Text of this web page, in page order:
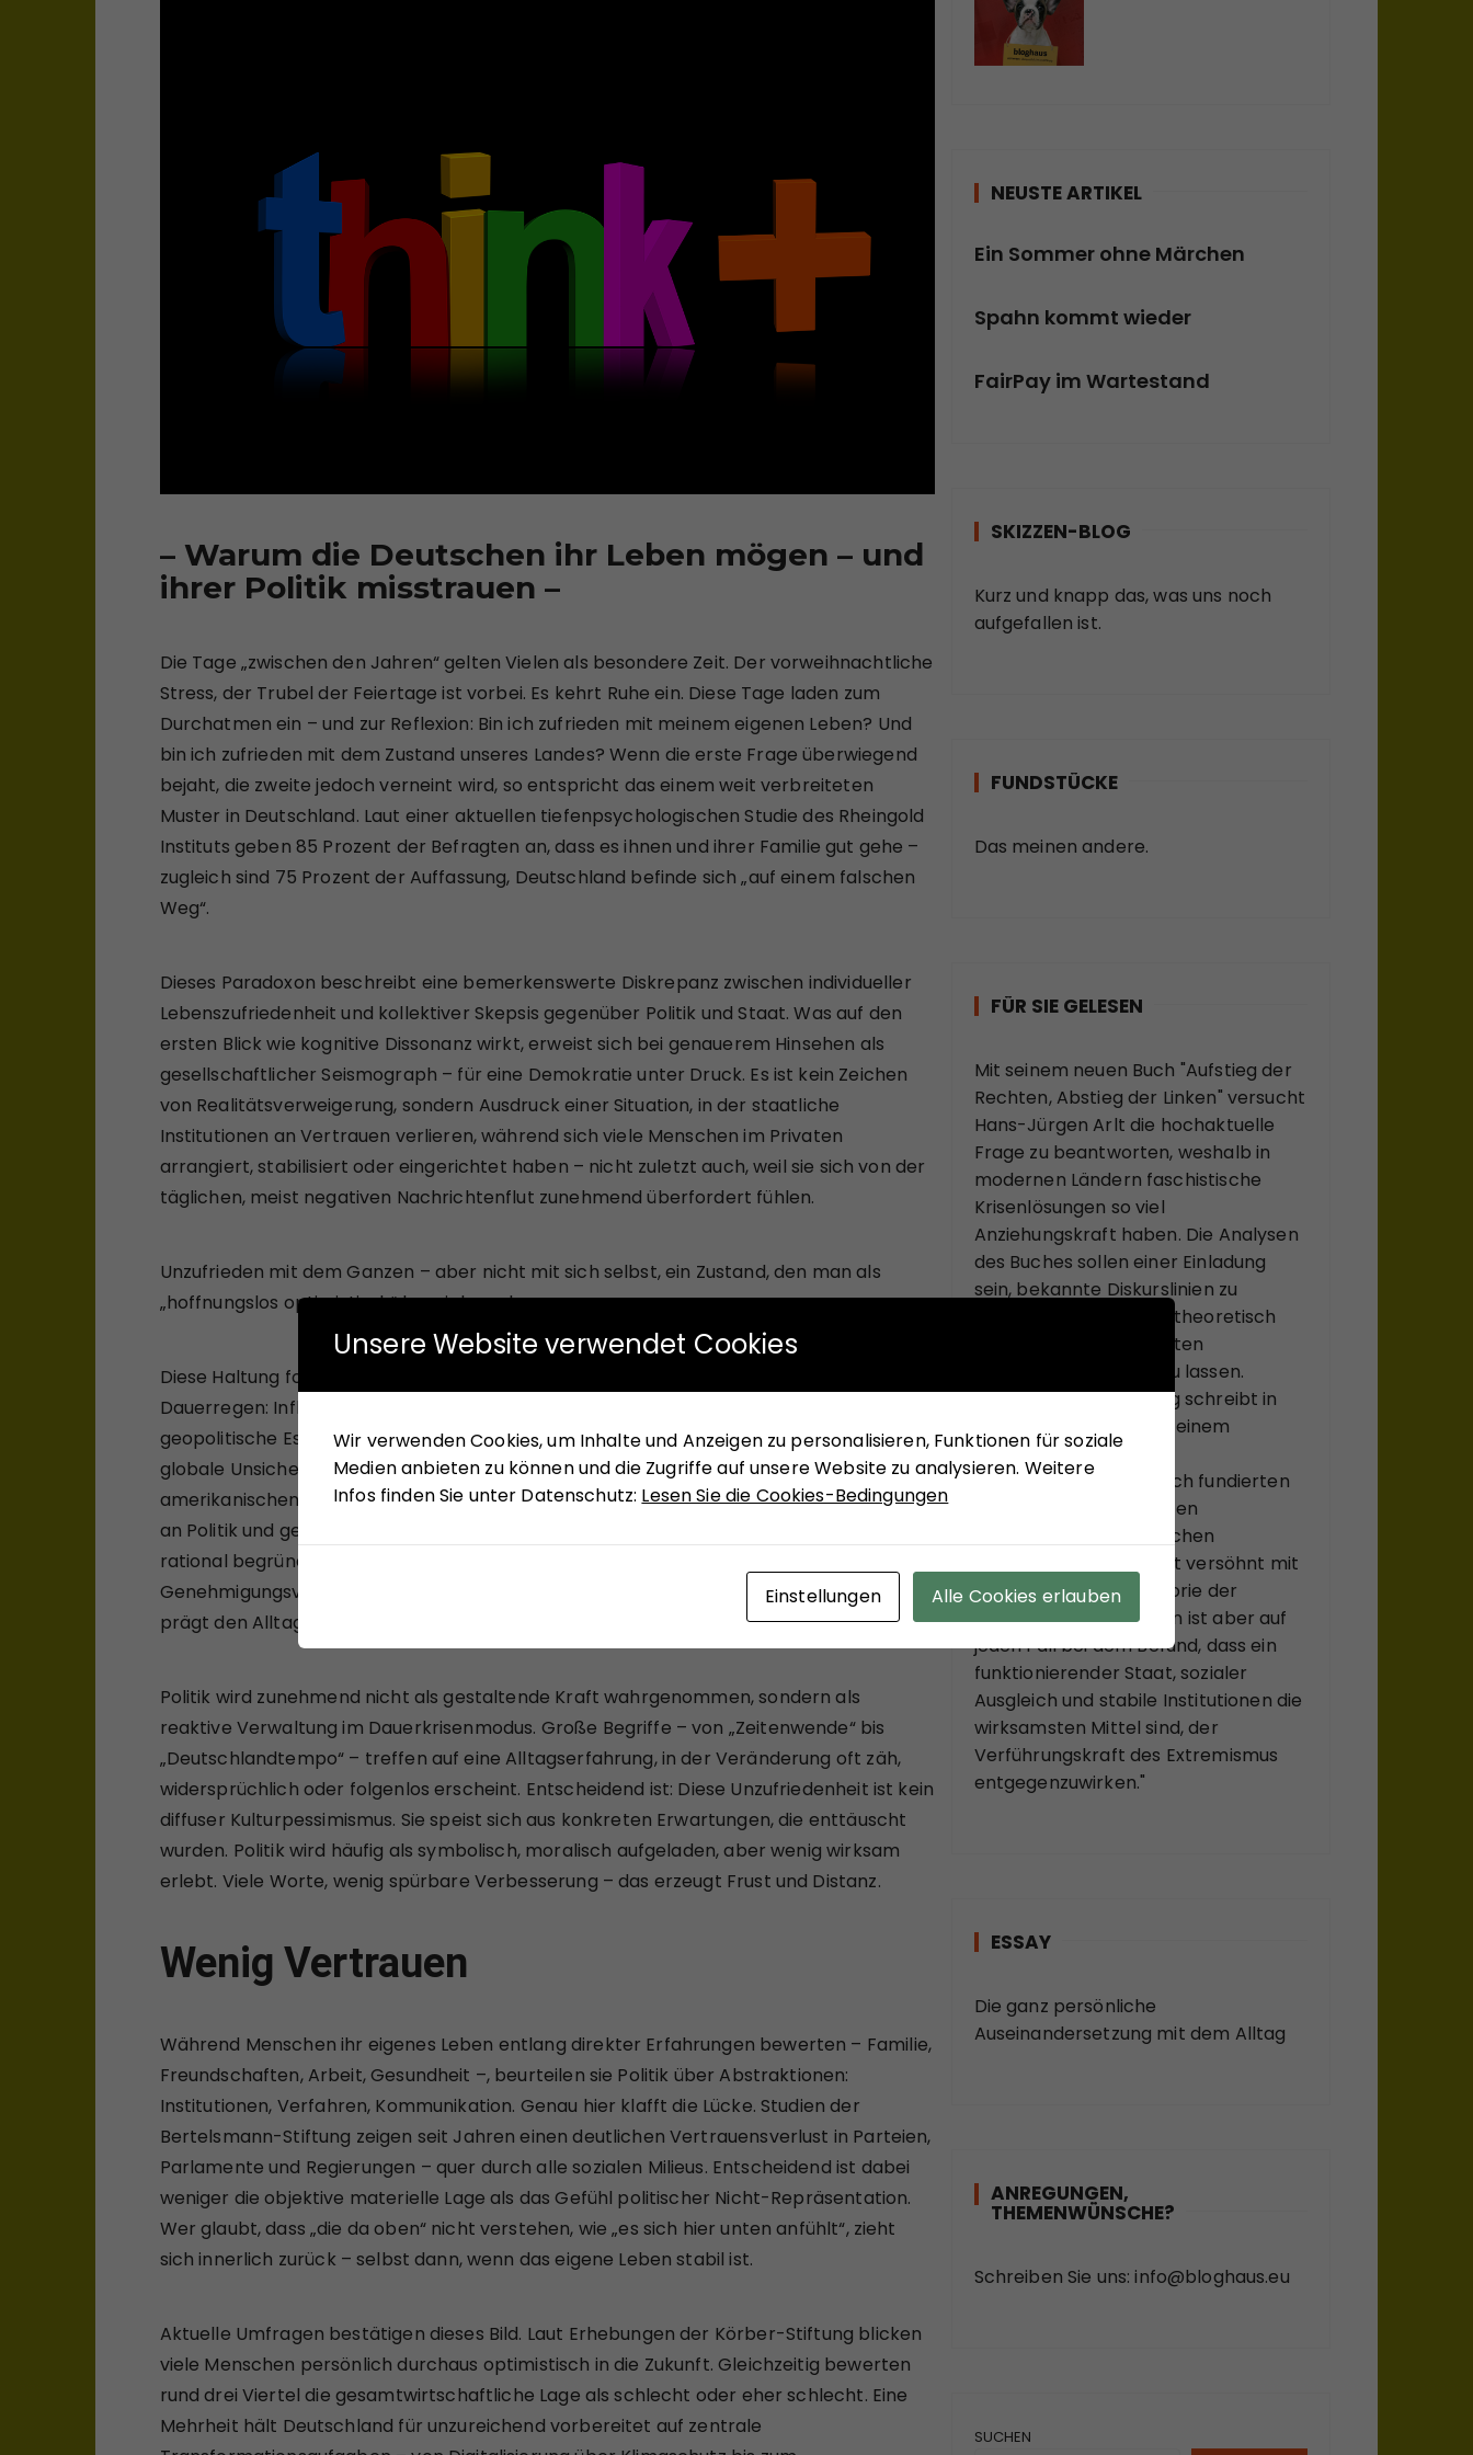
– Warum die Deutschen ihr Leben mögen – und
ihrer Politik misstrauen –
Die Tage „zwischen den Jahren“ gelten Vielen als besondere Zeit. Der vorweihnachtliche
Stress, der Trubel der Feiertage ist vorbei. Es kehrt Ruhe ein. Diese Tage laden zum
Durchatmen ein – und zur Reflexion: Bin ich zufrieden mit meinem eigenen Leben? Und
bin ich zufrieden mit dem Zustand unseres Landes? Wenn die erste Frage überwiegend
bejaht, die zweite jedoch verneint wird, so entspricht das einem weit verbreiteten
Muster in Deutschland. Laut einer aktuellen tiefenpsychologischen Studie des Rheingold
Instituts geben 85 Prozent der Befragten an, dass es ihnen und ihrer Familie gut gehe –
zugleich sind 75 Prozent der Auffassung, Deutschland befinde sich „auf einem falschen
Weg“.
Dieses Paradoxon beschreibt eine bemerkenswerte Diskrepanz zwischen individueller
Lebenszufriedenheit und kollektiver Skepsis gegenüber Politik und Staat. Was auf den
ersten Blick wie kognitive Dissonanz wirkt, erweist sich bei genauerem Hinsehen als
gesellschaftlicher Seismograph – für eine Demokratie unter Druck. Es ist kein Zeichen
von Realitätsverweigerung, sondern Ausdruck einer Situation, in der staatliche
Institutionen an Vertrauen verlieren, während sich viele Menschen im Privaten
arrangiert, stabilisiert oder eingerichtet haben – nicht zuletzt auch, weil sie sich von der
täglichen, meist negativen Nachrichtenflut zunehmend überfordert fühlen.
Unzufrieden mit dem Ganzen – aber nicht mit sich selbst, ein Zustand, den man als
„hoffnungslos optimistisch“ bezeichnen kann.
Diese Haltung folgt einer gewissen Logik. Deutschland wirkt derzeit wie ein Land im
Dauerregen: Inflation und hohe Lebenshaltungskosten, volatile Energiepreise,
geopolitische Eskalationen, eine stagnierende Wirtschaft, ein nervöser Arbeitsmarkt,
globale Unsicherheiten – zuletzt verstärkt durch die Irrungen und Wirrungen eines
amerikanischen Präsidenten. Die Nachrichtenlage kennt kaum Aufhellungen. Die Kritik
an Politik und gesellschaftlicher Entwicklung ist entsprechend weit verbreitet – und
rational begründet. Marode Infrastruktur, überlastete Kommunen, stockende
Genehmigungsverfahren, überbordende Bürokratie, stagnierende Wirtschaft: All das
prägt den Alltag vieler Menschen unmittelbarer als abstrakte Reformdebatten in Berlin.
Politik wird zunehmend nicht als gestaltende Kraft wahrgenommen, sondern als
reaktive Verwaltung im Dauerkrisenmodus. Große Begriffe – von „Zeitenwende“ bis
„Deutschlandtempo“ – treffen auf eine Alltagserfahrung, in der Veränderung oft zäh,
widersprüchlich oder folgenlos erscheint. Entscheidend ist: Diese Unzufriedenheit ist kein
diffuser Kulturpessimismus. Sie speist sich aus konkreten Erwartungen, die enttäuscht
wurden. Politik wird häufig als symbolisch, moralisch aufgeladen, aber wenig wirksam
erlebt. Viele Worte, wenig spürbare Verbesserung – das erzeugt Frust und Distanz.
Wenig Vertrauen
Während Menschen ihr eigenes Leben entlang direkter Erfahrungen bewerten – Familie,
Freundschaften, Arbeit, Gesundheit –, beurteilen sie Politik über Abstraktionen:
Institutionen, Verfahren, Kommunikation. Genau hier klafft die Lücke. Studien der
Bertelsmann-Stiftung zeigen seit Jahren einen deutlichen Vertrauensverlust in Parteien,
Parlamente und Regierungen – quer durch alle sozialen Milieus. Entscheidend ist dabei
weniger die objektive materielle Lage als das Gefühl politischer Nicht-Repräsentation.
Wer glaubt, dass „die da oben“ nicht verstehen, wie „es sich hier unten anfühlt“, zieht
sich innerlich zurück – selbst dann, wenn das eigene Leben stabil ist.
Aktuelle Umfragen bestätigen dieses Bild. Laut Erhebungen der Körber-Stiftung blicken
viele Menschen persönlich durchaus optimistisch in die Zukunft. Gleichzeitig bewerten
rund drei Viertel die gesamtwirtschaftliche Lage als schlecht oder eher schlecht. Eine
Mehrheit hält Deutschland für unzureichend vorbereitet auf zentrale
NEUSTE ARTIKEL
Ein Sommer ohne Märchen
Spahn kommt wieder
FairPay im Wartestand
SKIZZEN-BLOG
Kurz und knapp das, was uns noch
aufgefallen ist.
FUNDSTÜCKE
Das meinen andere.
FÜR SIE GELESEN
Mit seinem neuen Buch "Aufstieg der
Rechten, Abstieg der Linken" versucht
Hans-Jürgen Arlt die hochaktuelle
Frage zu beantworten, weshalb in
modernen Ländern faschistische
Krisenlösungen so viel
Anziehungskraft haben. Die Analysen
des Buches sollen einer Einladung
sein, bekannte Diskurslinien zu
verlassen, sich, systemtheoretisch
inspiriert, zu ungewohnten
Sichtweisen anregen zu lassen.
Matthias Schulze-Böing schreibt in
seinem Buch-Tipp von einem
"kühnem Entwurf eines
gesellschaftstheoretisch fundierten
Konzepts zu einem neuen
Verständnis des politischen
Extremismus." Sein Fazit versöhnt mit
viel soziologischer Theorie der
Moderne: "Zuzustimmen ist aber auf
jeden Fall bei dem Befund, dass ein
funktionierender Staat, sozialer
Ausgleich und stabile Institutionen die
wirksamsten Mittel sind, der
Verführungskraft des Extremismus
entgegenzuwirken."
ESSAY
Die ganz persönliche
Auseinandersetzung mit dem Alltag
ANREGUNGEN,
THEMENWÜNSCHE?
Schreiben Sie uns: info@bloghaus.eu
SUCHEN
Unsere Website verwendet Cookies
Wir verwenden Cookies, um Inhalte und Anzeigen zu personalisieren, Funktionen für soziale
Medien anbieten zu können und die Zugriffe auf unsere Website zu analysieren. Weitere
Infos finden Sie unter Datenschutz: Lesen Sie die Cookies-Bedingungen
Einstellungen Alle Cookies erlauben